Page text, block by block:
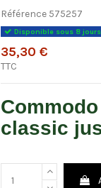
Référence 575257
Disponible sous 8
35,30 €
TTC
classic